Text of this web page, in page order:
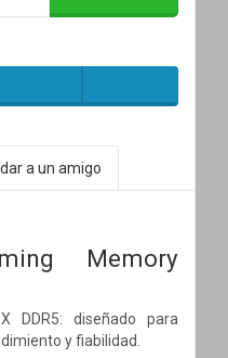
a un amigo
Memory
DDR5: diseñado para
y fiabilidad.